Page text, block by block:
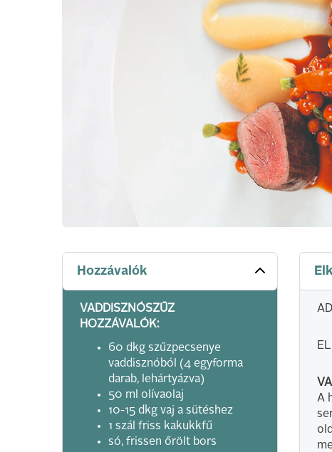
Hozzávalók
VADDISZNÓSZŰZ
HOZZÁVALÓK:
60 dkg szűzpecsenye
vaddisznóból (4 egyforma
darab, lehártyázva)
50 ml olívaolaj
10-15 dkg vaj a sütéshez
1 szál friss kakukkfű
só, frissen őrölt bors
A